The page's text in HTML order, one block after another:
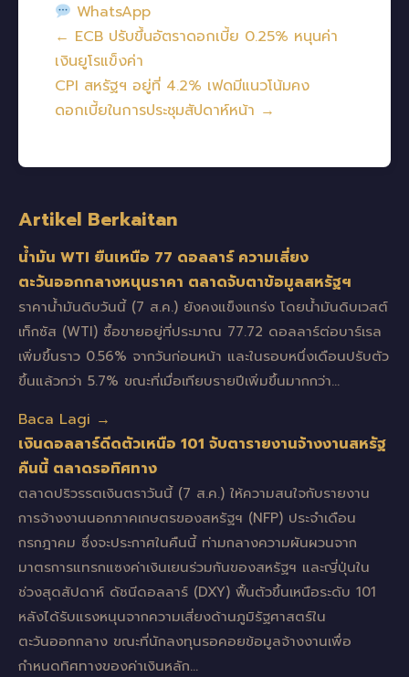
WhatsApp
← ECB ปรับขึ้นอัตราดอกเบี้ย 0.25% หนุนค่า
เงินยูโรแข็งค่า
CPI สหรัฐฯ อยู่ที่ 4.2% เฟดมีแนวโน้มคง
ดอกเบี้ยในการประชุมสัปดาห์หน้า →
Artikel Berkaitan
น้ำมัน WTI ยืนเหนือ 77 ดอลลาร์ ความเสี่ยง
ตะวันออกกลางหนุนราคา ตลาดจับตาข้อมูลสหรัฐฯ
ราคาน้ำมันดิบวันนี้ (7 ส.ค.) ยังคงแข็งแกร่ง โดยน้ำมันดิบเวสต์
เท็กซัส (WTI) ซื้อขายอยู่ที่ประมาณ 77.72 ดอลลาร์ต่อบาร์เรล
เพิ่มขึ้นราว 0.56% จากวันก่อนหน้า และในรอบหนึ่งเดือนปรับตัว
ขึ้นแล้วกว่า 5.7% ขณะที่เมื่อเทียบรายปีเพิ่มขึ้นมากกว่า…
Baca Lagi →
เงินดอลลาร์ดีดตัวเหนือ 101 จับตารายงานจ้างงานสหรัฐ
คืนนี้ ตลาดรอทิศทาง
ตลาดปริวรรตเงินตราวันนี้ (7 ส.ค.) ให้ความสนใจกับรายงาน
การจ้างงานนอกภาคเกษตรของสหรัฐฯ (NFP) ประจำเดือน
กรกฎาคม ซึ่งจะประกาศในคืนนี้ ท่ามกลางความผันผวนจาก
มาตรการแทรกแซงค่าเงินเยนร่วมกันของสหรัฐฯ และญี่ปุ่นใน
ช่วงสุดสัปดาห์ ดัชนีดอลลาร์ (DXY) ฟื้นตัวขึ้นเหนือระดับ 101
หลังได้รับแรงหนุนจากความเสี่ยงด้านภูมิรัฐศาสตร์ใน
ตะวันออกกลาง ขณะที่นักลงทุนรอคอยข้อมูลจ้างงานเพื่อ
กำหนดทิศทางของค่าเงินหลัก…